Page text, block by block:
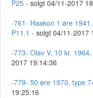
P25 - solgt 04/11-2017
-761- Haakon 1 øre
P11.1 - solgt 04/11-2017
-773- Olav V, 10 kr.
2017 19:14:36
-779- 50 øre 1970, type
19:25:16